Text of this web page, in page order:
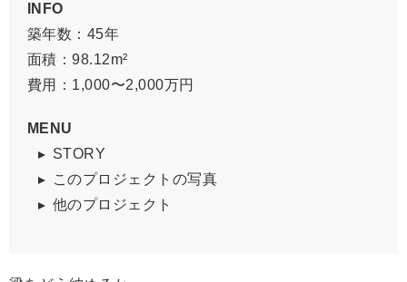
INFO
築年数：45年
面積：98.12m²
費用：1,000〜2,000万円
MENU
STORY
このプロジェクトの写真
他のプロジェクト